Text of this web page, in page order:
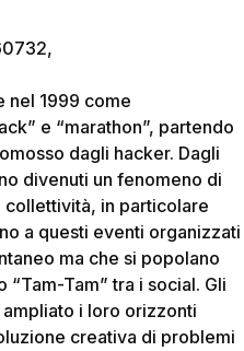
nel 1999 come
e “marathon”, partendo
dagli hacker. Dagli
divenuti un fenomeno di
in particolare
a questi eventi organizzati
ma che si popolano
Tam” tra i social. Gli
i loro orizzonti
creativa di problemi